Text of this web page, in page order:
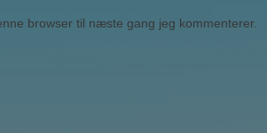
browser til næste gang jeg kommenterer.